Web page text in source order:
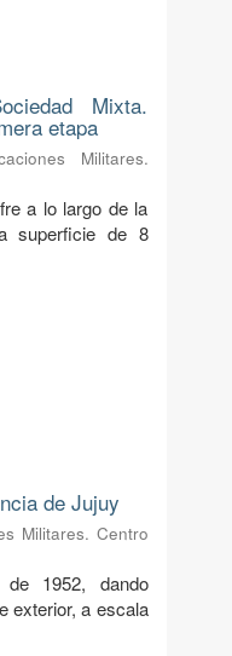
Mixta.
etapa
Militares.
a lo largo de la
superficie de 8
de Jujuy
Militares. Centro
1952, dando
exterior, a escala